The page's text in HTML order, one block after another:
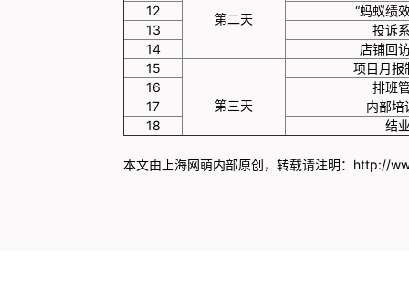
第二天
12
“蚂蚁绩
13
投诉
14
店铺回
15
第三天
项目月报
16
排班
17
内部培
18
结
本文由上海网萌内部原创，转载请注明： http://